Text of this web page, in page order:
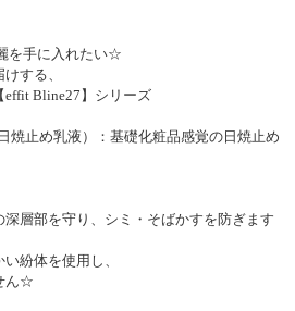
を手に入れたい☆
する、
Bline27】シリーズ
焼止め乳液）：基礎化粧品感覚の日焼止め
層部を守り、シミ・そばかすを防ぎます
紛体を使用し、
ん☆